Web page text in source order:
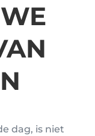
dag, is niet